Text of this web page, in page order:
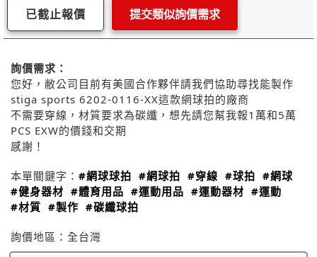
已截止報價 提交類似詢價需求
詢價需求：
您好，敝公司目前有美國合作夥伴請我們協助尋找能製作
stiga sports 6202-0116-XX這款網球拍的廠商
不需要穿線，材質要求為碳纖，想先請您幫我報1萬和5萬
PCS EXW的價錢和交期
感謝！
本單關鍵字： #網球球拍 #網球拍 #穿線 #球拍 #網球
#健身器材 #體育用品 #運動用品 #運動器材 #運動
#材質 #製作 #碳纖球拍
詢價地區： 全台灣